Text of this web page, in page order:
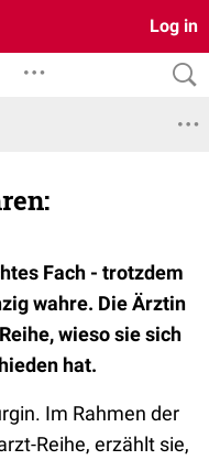
Log in
Fach - trotzdem
wahre. Die Ärztin
wieso sie sich
hat.
Im Rahmen der
Reihe, erzählt sie,